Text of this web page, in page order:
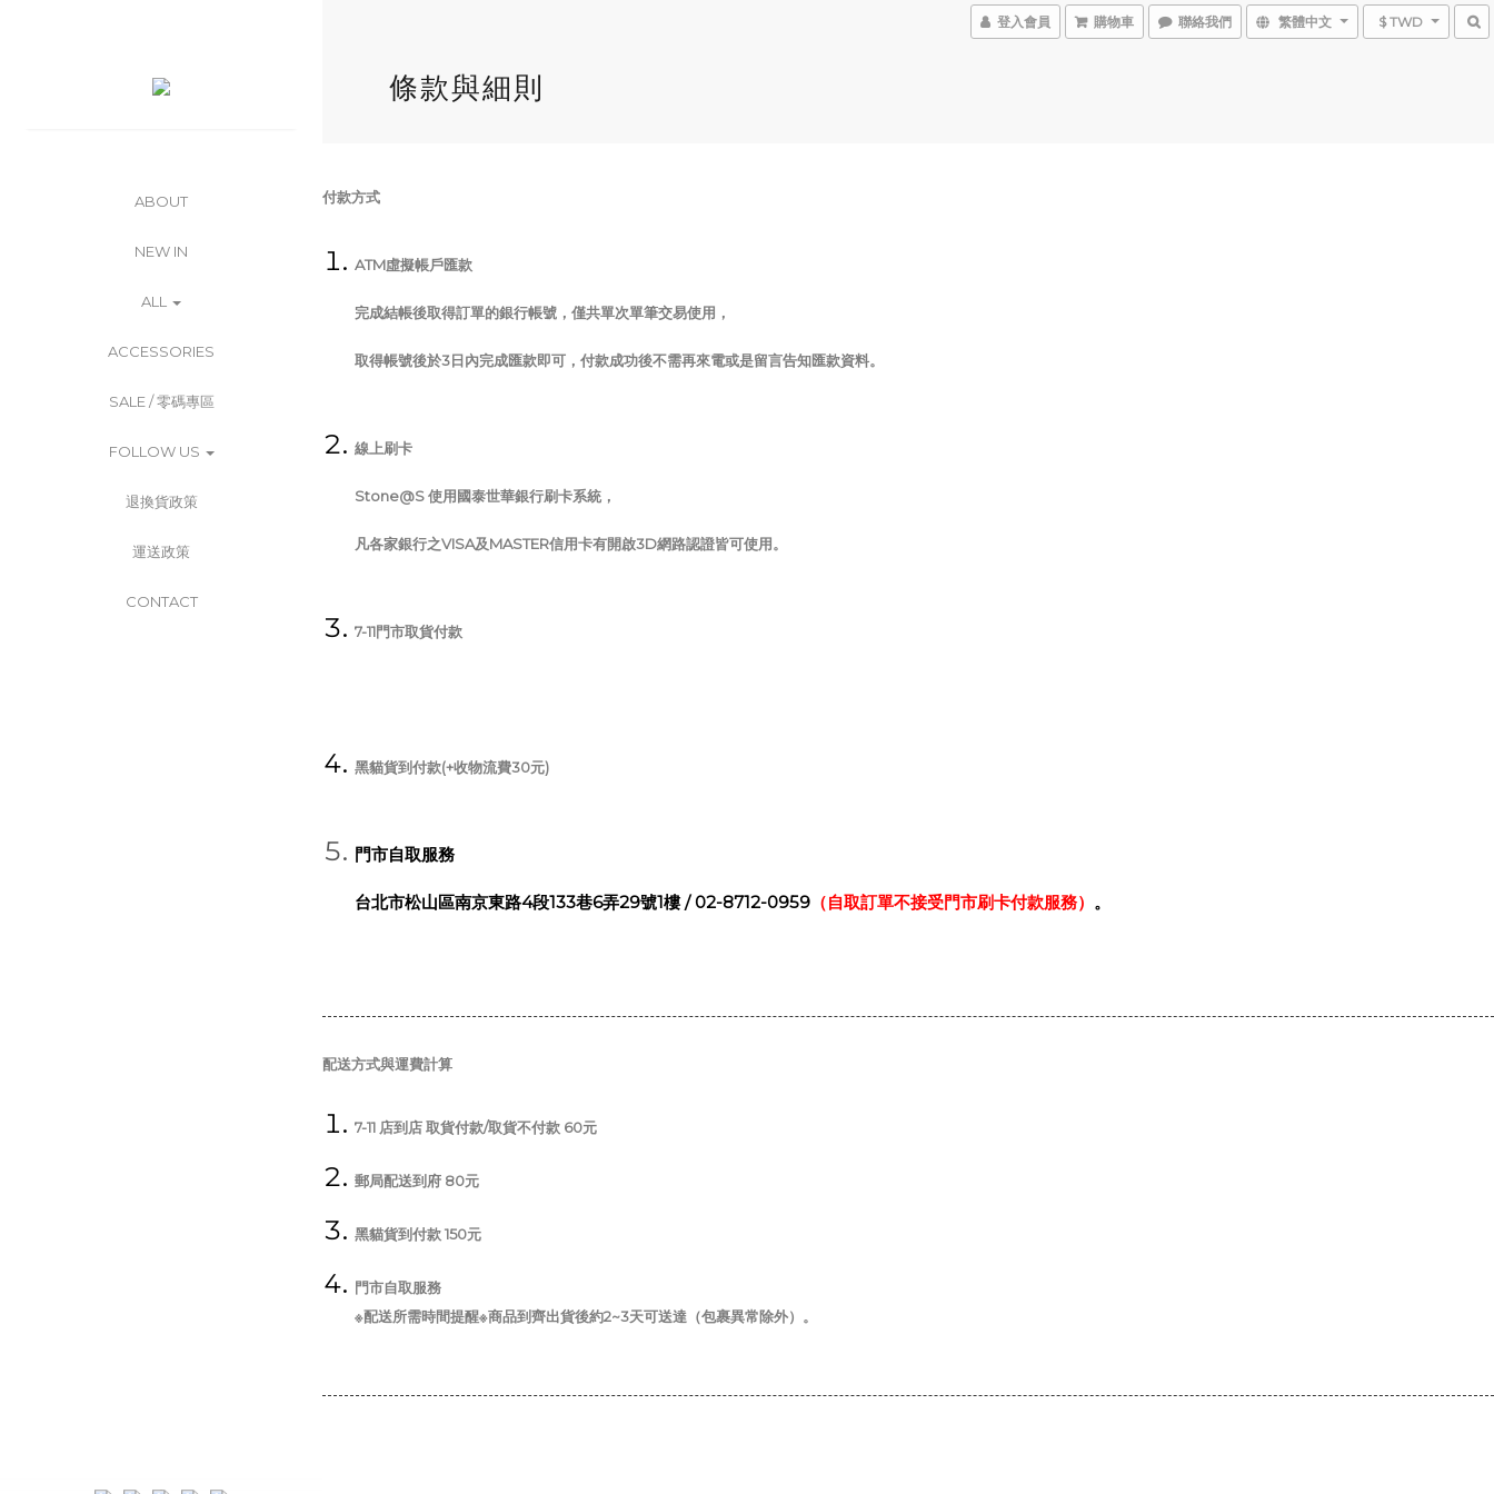
登入會員 購物車 聯絡我們 繁體中文 $ TWD
ABOUT
NEW IN
ALL
ACCESSORIES
SALE / 零碼專區
FOLLOW US
退換貨政策
運送政策
CONTACT
條款與細則
付款方式
ATM虛擬帳戶匯款
完成結帳後取得訂單的銀行帳號，僅共單次單筆交易使用，
取得帳號後於3日內完成匯款即可，付款成功後不需再來電或是留言告知匯款資料。
線上刷卡
Stone@S 使用國泰世華銀行刷卡系統，
凡各家銀行之VISA及MASTER信用卡有開啟3D網路認證皆可使用。
7-11門市取貨付款
黑貓貨到付款(+收物流費30元)
門市自取服務
台北市松山區南京東路4段133巷6弄29號1樓 / 02-8712-0959（自取訂單不接受門市刷卡付款服務） 。
配送方式與運費計算
7-11 店到店 取貨付款/取貨不付款 60元
郵局配送到府 80元
黑貓貨到付款 150元
門市自取服務
※配送所需時間提醒※商品到齊出貨後約2~3天可送達（包裹異常除外）。